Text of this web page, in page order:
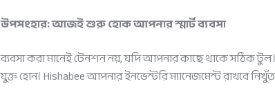
উপসংহার: আজই শুরু হোক আপনার স্মার্ট ব্যবসা
ব্যবসা করা মানেই টেনশন নয়, যদি আপনার কাছে থাকে সঠিক
যুক্ত হোন। Hishabee আপনার ইনভেন্টরি ম্যানেজমেন্ট রাখবে